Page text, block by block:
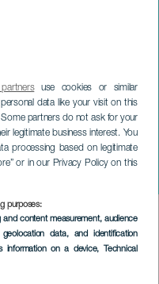
use cookies or similar
data like your visit on this
partners do not ask for your
legitimate business interest. You
processing based on legitimate
or in our Privacy Policy on this
purposes:
and content measurement, audience
data, and identification
information on a device, Technical
de